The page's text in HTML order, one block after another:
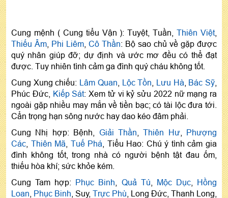
Cung mệnh ( Cung tiểu Vận ): Tuyệt, Tuần,Thiên Việt,
Thiếu Âm Phi Liêm Cô Thần: Bộ sao chủ về gặp được
quý nhân giúp đỡ; dự định và ước mơ đều có thể đạt
được. Tuy nhiên tình cảm ga đình quý cháu không tốt.
Cung Xung chiếu: Lâm Quan Lộc Tồn Lưu Hà Bác Sỹ
Phúc Đức, Kiếp Sát: Xem tử vi kỷ sửu 2022 nữ mạng ra
ngoài gặp nhiều may mắn về tiền bạc; có tài lộc đưa tới.
Cẩn trọng hạn sông nước hay dao kéo đâm phải.
Cung Nhị hợp: Bệnh, Giải Thần ,Thiên Hư, Phượng
Các Thiên Mã Tuế Phá , Tiểu Hao: Chú ý tình cảm gia
đình không tốt, trong nhà có người bệnh tật đau ốm,
thiếu hòa khí; sức khỏe kém.
Cung Tam hợp: Phục Binh Quả Tú Mộc Dục, Hồng
Loan Phục Binh , Suy, Trực Phù , Long Đức, Thanh Long,